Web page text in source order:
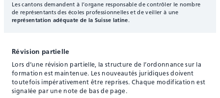
Les cantons demandent à l’organe responsable de contrôler le nombre
de représentants des écoles professionnelles et de veiller à une
représentation adéquate de la Suisse latine.
Révision partielle
Lors d’une révision partielle, la structure de l’ordonnance sur la
formation est maintenue. Les nouveautés juridiques doivent
toutefois impérativement être reprises. Chaque modification est
signalée par une note de bas de page.